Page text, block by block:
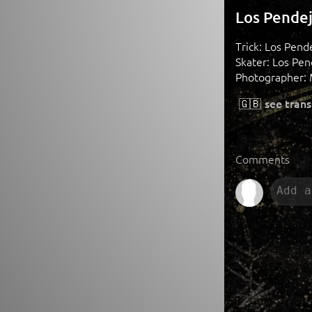
Los
Trick: Los
Skater: Los
Photographer:
🇬🇧 see
Comments